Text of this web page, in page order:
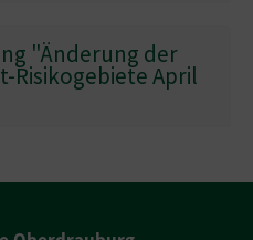
"Änderung der
Risikogebiete April